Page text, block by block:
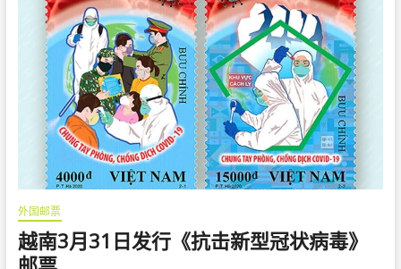
新
型
冠
状
病
毒
》
邮
票
首
日
封
外国邮票
越南3月31日发行《抗击新型冠状病毒》